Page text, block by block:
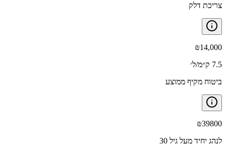
צריכת דלק
₪14,000
7.5 ק״מ/ל׳
ביטוח מקיף ממוצע
₪39800
לנהג יחיד מעל גיל 30